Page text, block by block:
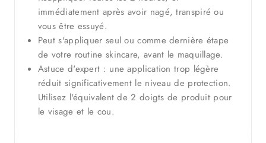
immédiatement après avoir nagé, transpiré ou
vous être essuyé.
Peut s'appliquer seul ou comme dernière étape
de votre routine skincare, avant le maquillage.
Astuce d'expert : une application trop légère
réduit significativement le niveau de protection.
Utilisez l'équivalent de 2 doigts de produit pour
le visage et le cou.